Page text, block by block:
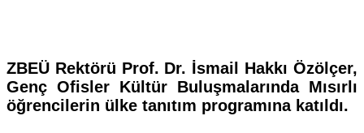
ZBEÜ Rektörü Prof. Dr. İsmail Hakkı Özölçer,
Genç Ofisler Kültür Buluşmalarında Mısırlı
öğrencilerin ülke tanıtım programına katıldı.